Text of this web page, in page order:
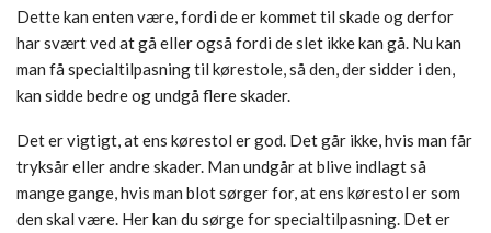
Dette kan enten være, fordi de er kommet til skade og derfor
har svært ved at gå eller også fordi de slet ikke kan gå. Nu kan
man få specialtilpasning til kørestole, så den, der sidder i den,
kan sidde bedre og undgå flere skader.
Det er vigtigt, at ens kørestol er god. Det går ikke, hvis man får
tryksår eller andre skader. Man undgår at blive indlagt så
mange gange, hvis man blot sørger for, at ens kørestol er som
den skal være. Her kan du sørge for specialtilpasning. Det er